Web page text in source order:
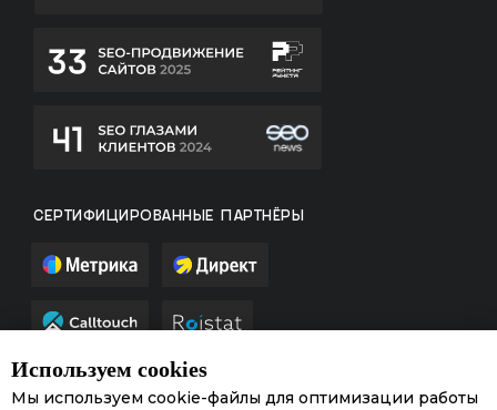
СЕРТИФИЦИРОВАННЫЕ ПАРТНЁРЫ
Используем cookies
Мы используем cookie-файлы для оптимизации работы